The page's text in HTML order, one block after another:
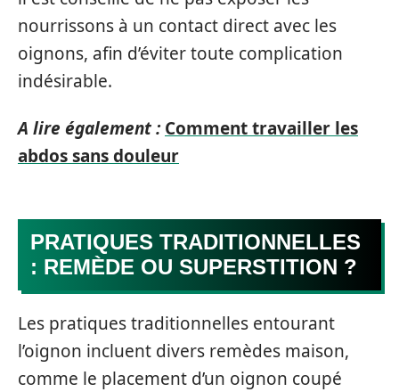
nourrissons à un contact direct avec les
oignons, afin d’éviter toute complication
indésirable.
A lire également : Comment travailler les
abdos sans douleur
PRATIQUES TRADITIONNELLES
: REMÈDE OU SUPERSTITION ?
Les pratiques traditionnelles entourant
l’oignon incluent divers remèdes maison,
comme le placement d’un oignon coupé